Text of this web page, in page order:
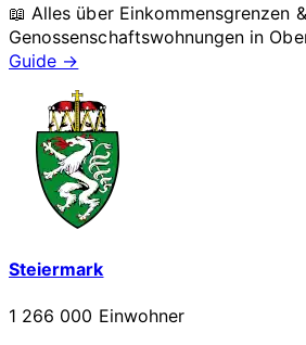
📖 Alles über Einkommensgrenzen &
Genossenschaftswohnungen in
Guide →
Steiermark
1 266 000 Einwohner